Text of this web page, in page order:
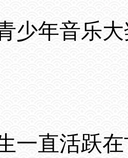
少年音乐
一直活跃